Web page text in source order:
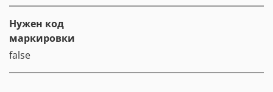
Нужен код
маркировки
false